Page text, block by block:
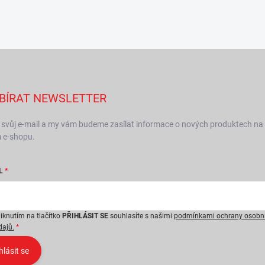
NEWSLETTER
e-mail a my vám budeme zasílat informace o nových produktech na
e-shopu.
na tlačítko PŘIHLÁSIT SE souhlasíte s našimi podmínkami ochrany
se